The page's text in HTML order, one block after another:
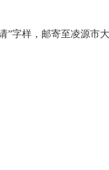
字样，邮寄至凌源市